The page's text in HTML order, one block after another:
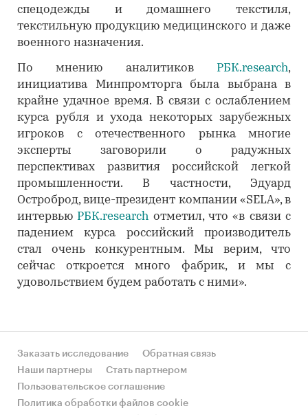
спецодежды и домашнего текстиля,
текстильную продукцию медицинского и даже
военного назначения.
По мнению аналитиков РБК.research,
инициатива Минпромторга была выбрана в
крайне удачное время. В связи с ослаблением
курса рубля и ухода некоторых зарубежных
игроков с отечественного рынка многие
эксперты заговорили о радужных
перспективах развития российской легкой
промышленности. В частности, Эдуард
Остроброд, вице-президент компании «SELA», в
интервью РБК.research отметил, что «в связи с
падением курса российский производитель
стал очень конкурентным. Мы верим, что
сейчас откроется много фабрик, и мы с
удовольствием будем работать с ними».
Заказать исследование
Обратная связь
Наши партнеры
Стать партнером
Пользовательское соглашение
Политика обработки файлов cookie